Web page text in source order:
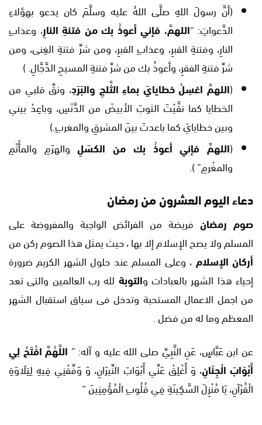
(أنَّ رسولَ اللهِ صلَّى اللهُ عليه وسلَّمَ كان يدعو بهؤلاءِ
الدَّعواتِ: “اللهمَّ، فإني أعوذُ بك من فتنةِ النارِ، وعذابِ
النارِ، وفتنةِ القبرِ، وعذابِ القبرِ، ومن شرِّ فتنةِ الغِنى، ومن
شرِّ فتنةِ الفقرِ، وأعوذُ بك من شرِّ فتنةِ المسيحِ الدَّجَّالِ. )
(اللهمَّ اغسِلْ خطايايَ بماءِ الثَّلجِ والبَرَدِ، ونقِّ قلبي من
الخطايا كما نقَّيْتَ الثوبَ الأبيضَ من الدَّنَسِ، وباعِدْ بيني
وبين خطايايَ كما باعدتَ بينَ المشرقِ والمغربِ.)
(اللهمَّ فإني أعوذُ بك من الكسَلِوالهرَمِ والمأْثَمِ
والمغْرمِ” ).
دعاء اليوم العشرون من رمضان
صوم رمضان فريضة من الفرائض الواجبة والمفروضة على
المسلم ولا يصح الإسلام إلا بها ، حيث يمثل هذا الصوم ركن من
أركان الإسلام ، وعلى المسلم عند حلول الشهر الكريم ضرورة
إحياء هذا الشهر بالعبادات والتوبة لله رب العالمين والتى تعد
من اجمل الاعمال المستحبة وتدخل فى سياق استقبال الشهر
المعظم وما له من فضل .
عن ابن عَبَّاسٍ، عَنِ النَّبِيِّ صلى الله عليه و آله: ” اللَّهُمَّ افْتَحْ لِي
أَبْوَابَ الْجِنَانِ، وَ أَغْلِقْ عَنِّي أَبْوَابَ النِّيرَانِ، وَ وَفِّقْنِي فِيهِ لِتِلَاوَةِ
الْقُرْآنِ، يَا مُنْزِلَ السَّكِينَةِ فِي قُلُوبِ الْمُؤْمِنِينَ “